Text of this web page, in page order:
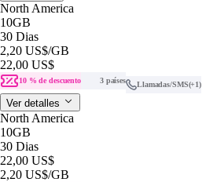
North America
10GB
30 Dias
2,20 US$/GB
22,00 US$
10 % de descuento 3 países Llamadas/SMS(+1)
Ver detalles
North America
10GB
30 Dias
22,00 US$
2,20 US$/GB